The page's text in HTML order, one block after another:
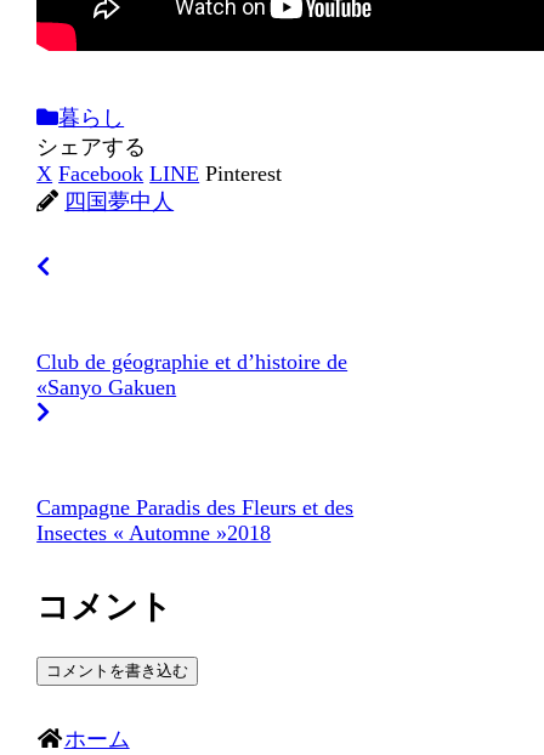
暮らし
シェアする
X Facebook LINE Pinterest
四国夢中人
Club de géographie et d’histoire de
«Sanyo Gakuen
Campagne Paradis des Fleurs et des
Insectes « Automne »2018
コメント
コメントを書き込む
ホーム